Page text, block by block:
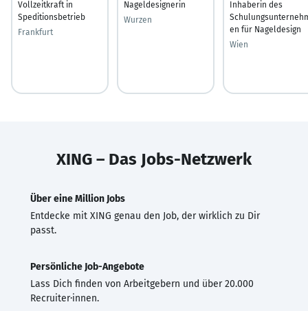
Vollzeitkraft in
Speditionsbetrieb
Frankfurt
Nageldesignerin
Wurzen
Inhaberin des
en für Nageldesign
Wien
XING – Das Jobs-Netzwerk
Über eine Million Jobs
Entdecke mit XING genau den Job, der wirklich zu Dir
passt.
Persönliche Job-Angebote
Lass Dich finden von Arbeitgebern und über 20.000
Recruiter·innen.